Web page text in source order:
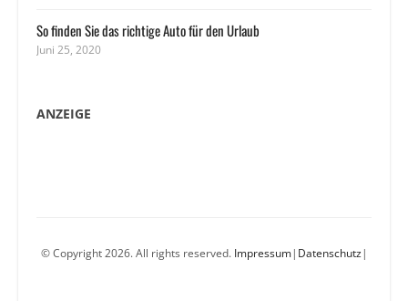
So finden Sie das richtige Auto für den Urlaub
Juni 25, 2020
ANZEIGE
© Copyright 2026. All rights reserved. Impressum| Datenschutz|